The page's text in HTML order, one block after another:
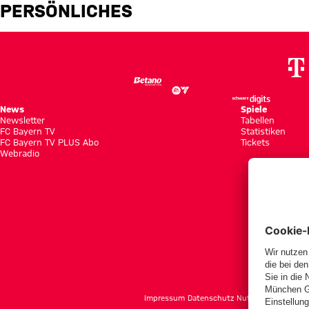
Harim Oda: Spielerprofil - FC
PERSÖNLICHES
News
Newsletter
FC Bayern TV
FC Bayern TV PLUS Abo
Webradio
Spiele
Tabellen
Statistiken
Tickets
Impressum Datenschutz